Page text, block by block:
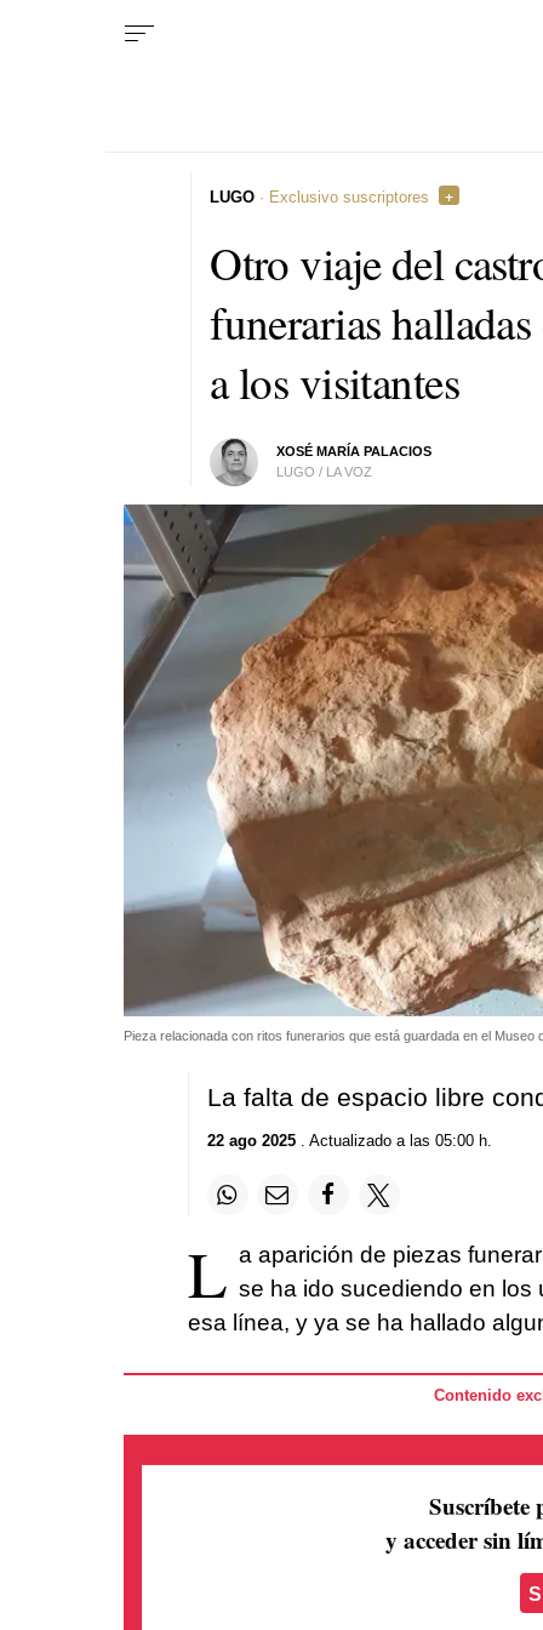
Otro viaje del
funerarias
a los visitantes
XOSÉ MARÍA PALACIOS
LUGO / LA VOZ
LUGO · Exclusivo suscriptores
Pieza relacionada con ritos funerarios que está guardada en el
La falta de espacio libre
22 ago 2025. Actualizado a las 05:00 h.
L a aparición de piezas
se ha ido sucediendo en los
esa línea, y ya se ha hallado
Contenido
Suscríbete
y acceder sin